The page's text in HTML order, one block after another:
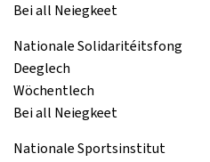
Bei all Neiegkeet
Nationale Solidaritéitsfong
Deeglech
Wöchentlech
Bei all Neiegkeet
Nationale Sportsinstitut